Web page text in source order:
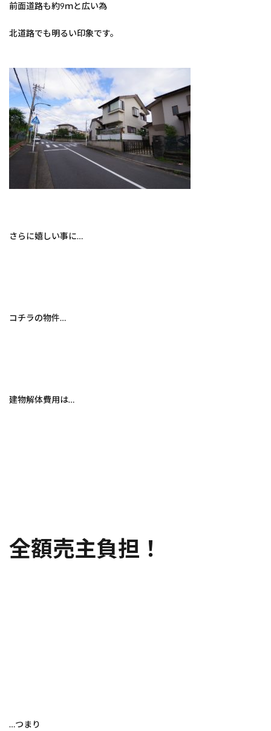
前面道路も約9ｍと広い為
北道路でも明るい印象です。
さらに嬉しい事に…
コチラの物件…
建物解体費用は…
全額売主負担！
…つまり